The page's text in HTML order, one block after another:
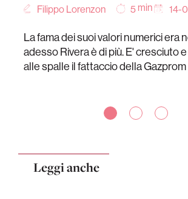
Filippo Lorenzon 5 min 14-
La fama dei suoi valori numerici era
adesso Rivera è di più. E' cresciuto
alle spalle il fattaccio della Gazprom
Leggi anche